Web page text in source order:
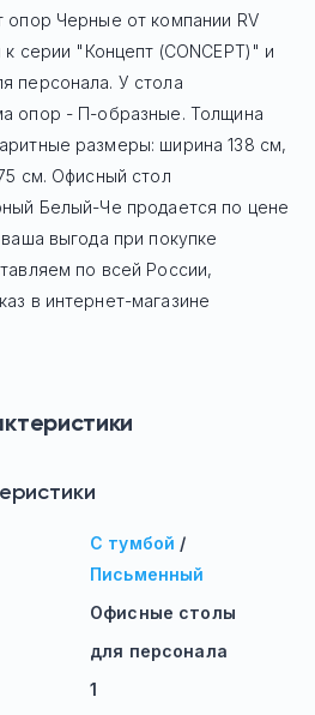
опор Черные от компании RV
серии "Концепт (CONCEPT)" и
персонала. У стола
опор - П-образные. Толщина
размеры: ширина 138 см,
см. Офисный стол
Белый-Че продается по цене
выгода при покупке
по всей России,
в интернет-магазине
С тумбой /
Письменный
Офисные столы
для персонала
1